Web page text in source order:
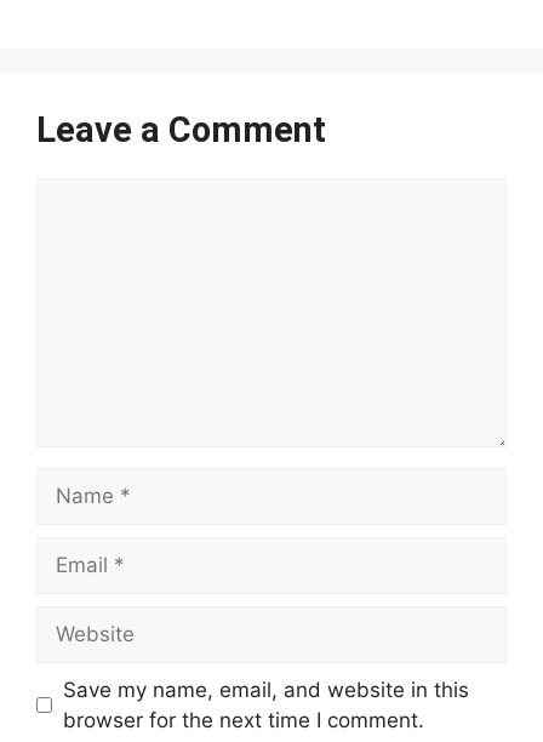
Leave a Comment
Save my name, email, and website in this
browser for the next time I comment.